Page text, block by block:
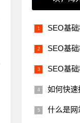
SEO基础教
SEO基础
SEO基
如何快速
什么是网